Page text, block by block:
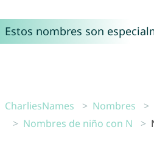
Estos nombres son
CharliesNames Nombres
Nombres de niño con N